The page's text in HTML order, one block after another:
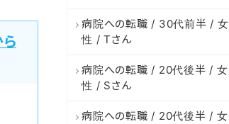
病院への転職 / 30代前半 / 女
性 / Tさん
病院への転職 / 20代後半 / 女
性 / Sさん
病院への転職 / 20代後半 / 女